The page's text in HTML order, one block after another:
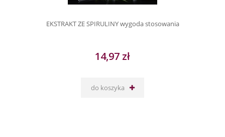
EKSTRAKT ZE SPIRULINY wygoda stosowania
14,97 zł
do koszyka